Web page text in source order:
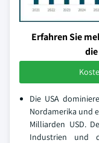
Erfahren Sie
Die USA
Nordamerika und
Milliarden USD.
Industrien und